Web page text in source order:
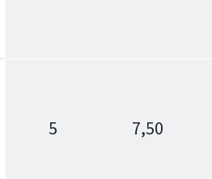
5 7,50